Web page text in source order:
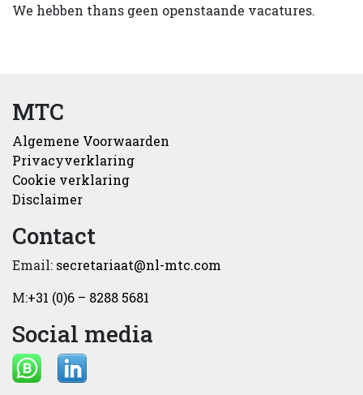
We hebben thans geen openstaande vacatures.
MTC
Algemene Voorwaarden
Privacyverklaring
Cookie verklaring
Disclaimer
Contact
Email: secretariaat@nl-mtc.com
M:+31 (0)6 – 8288 5681
Social media